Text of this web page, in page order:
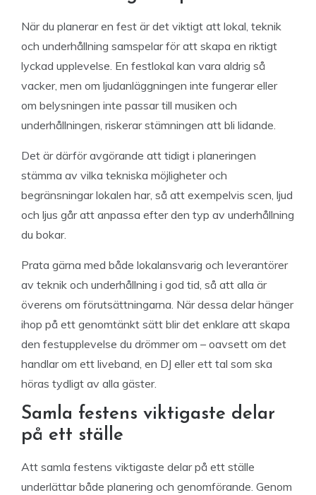
När du planerar en fest är det viktigt att lokal, teknik
och underhållning samspelar för att skapa en riktigt
lyckad upplevelse. En festlokal kan vara aldrig så
vacker, men om ljudanläggningen inte fungerar eller
om belysningen inte passar till musiken och
underhållningen, riskerar stämningen att bli lidande.
Det är därför avgörande att tidigt i planeringen
stämma av vilka tekniska möjligheter och
begränsningar lokalen har, så att exempelvis scen, ljud
och ljus går att anpassa efter den typ av underhållning
du bokar.
Prata gärna med både lokalansvarig och leverantörer
av teknik och underhållning i god tid, så att alla är
överens om förutsättningarna. När dessa delar hänger
ihop på ett genomtänkt sätt blir det enklare att skapa
den festupplevelse du drömmer om – oavsett om det
handlar om ett liveband, en DJ eller ett tal som ska
höras tydligt av alla gäster.
Samla festens viktigaste delar
på ett ställe
Att samla festens viktigaste delar på ett ställe
underlättar både planering och genomförande. Genom